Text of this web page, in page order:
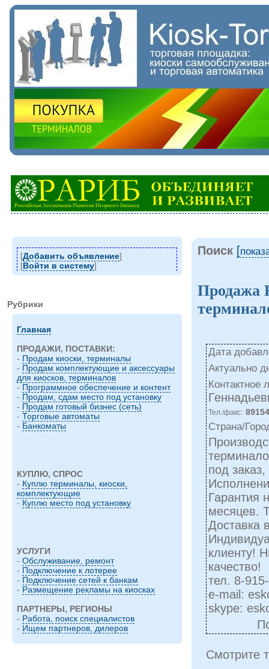
[Добавить объявление]
[Войти в систему]
Рубрики
Главная
ПРОДАЖИ, ПОСТАВКИ:
- Продам киоски, терминалы
- Продам комплектующие и аксессуары
для киосков, терминалов
- Программное обеспечение и контент
- Продам, сдам место под установку
- Продам готовый бизнес (сеть)
- Торговые автоматы
- Банкоматы
КУПЛЮ, СПРОС
- Куплю терминалы, киоски,
комплектующие
- Куплю место под установку
УСЛУГИ
- Обслуживание, ремонт
- Подключение к лотерее
- Подключение сетей к банкам
- Размещение рекламы на киосках
ПАРТНЕРЫ, РЕГИОНЫ
- Работа, поиск специалистов
- Ищем партнеров, дилеров
Поиск [
Дата
Актуально
Контактное
Тел./факс:
Страна/
под
Гарантия
месяцев.
Доставка
клиенту!
качество!
тел. 8-
e-mail:
skype:
Смотрите